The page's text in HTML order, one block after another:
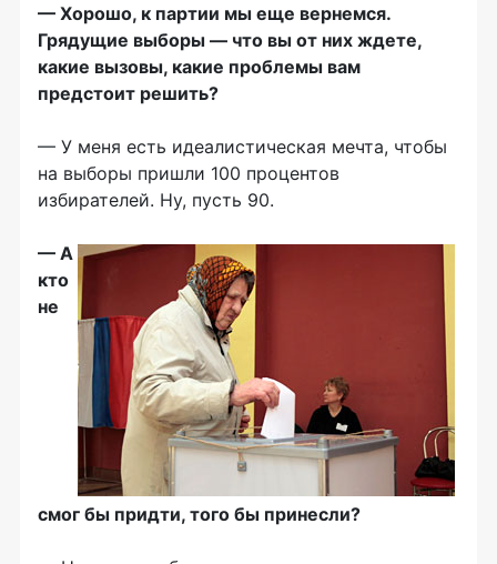
— Хорошо, к партии мы еще вернемся.
Грядущие выборы — что вы от них ждете,
какие вызовы, какие проблемы вам
предстоит решить?
— У меня есть идеалистическая мечта, чтобы
на выборы пришли 100 процентов
избирателей. Ну, пусть 90.
— А
кто
не
смог бы придти, того бы принесли?